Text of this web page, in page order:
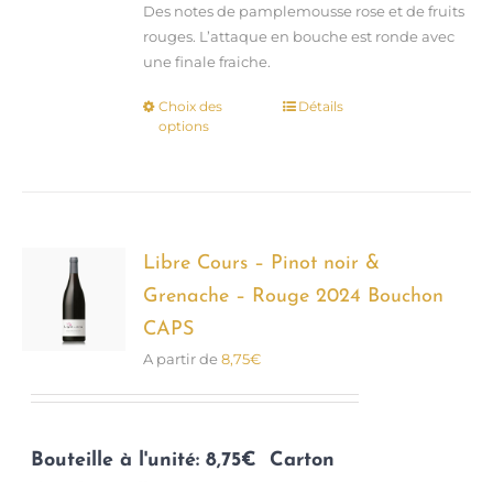
Des notes de pamplemousse rose et de fruits
rouges. L’attaque en bouche est ronde avec
une finale fraiche.
Choix des
options
Ce
options
peuvent
être
produit
Détails
Libre Cours – Pinot noir &
Grenache – Rouge 2024 Bouchon
CAPS
A partir de8,75€
Bouteille à l'unité: 8,75€
Carton